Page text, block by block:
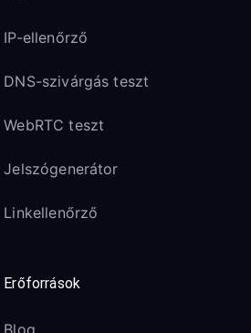
IP-ellenőrző
DNS-szivárgás teszt
WebRTC teszt
Jelszógenerátor
Linkellenőrző
Erőforrások
Blog